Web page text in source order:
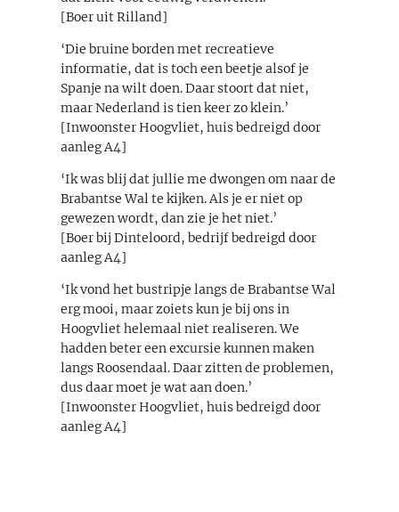
[Boer uit Rilland]
‘Die bruine borden met recreatieve
informatie, dat is toch een beetje alsof je
Spanje na wilt doen. Daar stoort dat niet,
maar Nederland is tien keer zo klein.’
[Inwoonster Hoogvliet, huis bedreigd door
aanleg A4]
‘Ik was blij dat jullie me dwongen om naar de
Brabantse Wal te kijken. Als je er niet op
gewezen wordt, dan zie je het niet.’
[Boer bij Dinteloord, bedrijf bedreigd door
aanleg A4]
‘Ik vond het bustripje langs de Brabantse Wal
erg mooi, maar zoiets kun je bij ons in
Hoogvliet helemaal niet realiseren. We
hadden beter een excursie kunnen maken
langs Roosendaal. Daar zitten de problemen,
dus daar moet je wat aan doen.’
[Inwoonster Hoogvliet, huis bedreigd door
aanleg A4]